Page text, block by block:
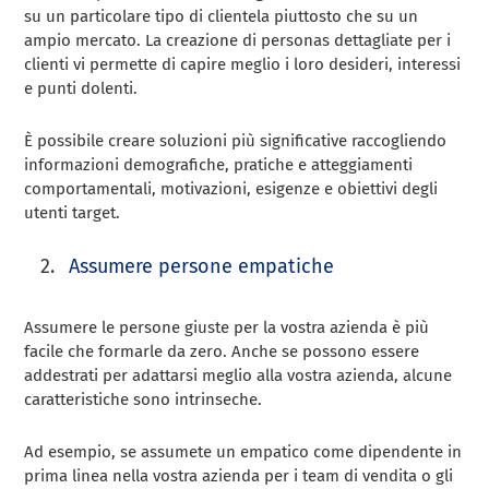
su un particolare tipo di clientela piuttosto che su un
ampio mercato. La creazione di personas dettagliate per i
clienti vi permette di capire meglio i loro desideri, interessi
e punti dolenti.
È possibile creare soluzioni più significative raccogliendo
informazioni demografiche, pratiche e atteggiamenti
comportamentali, motivazioni, esigenze e obiettivi degli
utenti target.
Assumere persone empatiche
Assumere le persone giuste per la vostra azienda è più
facile che formarle da zero. Anche se possono essere
addestrati per adattarsi meglio alla vostra azienda, alcune
caratteristiche sono intrinseche.
Ad esempio, se assumete un empatico come dipendente in
prima linea nella vostra azienda per i team di vendita o gli